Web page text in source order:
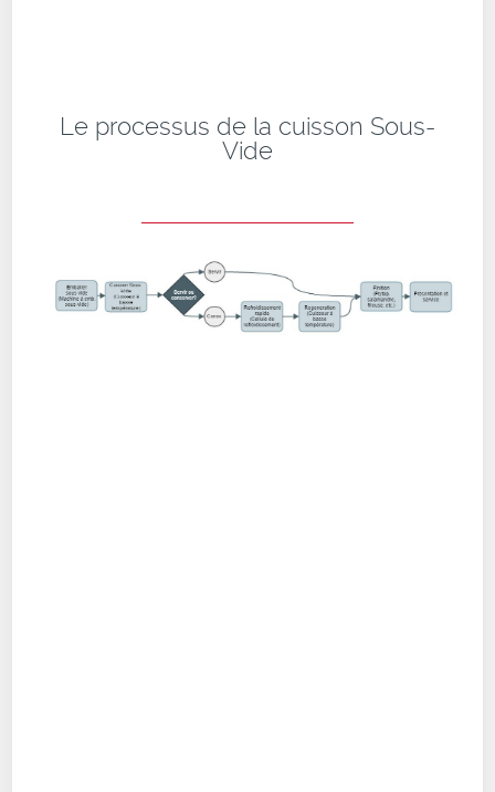
Le processus de la cuisson Sous-
Vide